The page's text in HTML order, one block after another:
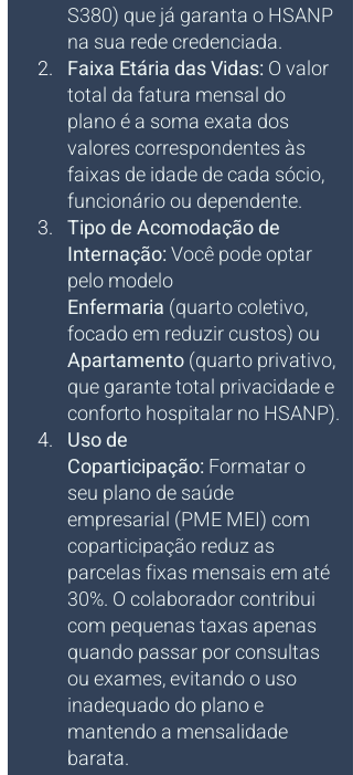
S380) que já garanta o HSANP
na sua rede credenciada.
Faixa Etária das Vidas: O valor
total da fatura mensal do
plano é a soma exata dos
valores correspondentes às
faixas de idade de cada sócio,
funcionário ou dependente.
Tipo de Acomodação de
Internação: Você pode optar
pelo modelo
Enfermaria (quarto coletivo,
focado em reduzir custos) ou
Apartamento (quarto privativo,
que garante total privacidade e
conforto hospitalar no HSANP).
Uso de
Coparticipação: Formatar o
seu plano de saúde
empresarial (PME MEI) com
coparticipação reduz as
parcelas fixas mensais em até
30%. O colaborador contribui
com pequenas taxas apenas
quando passar por consultas
ou exames, evitando o uso
inadequado do plano e
mantendo a mensalidade
barata.